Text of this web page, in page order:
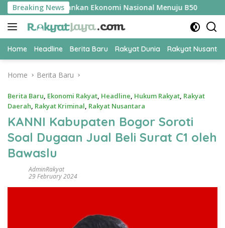
Skip
to
content
Breaking News
Amankan Ekonomi Nasional Menuju B50 Tim
Home Headline Berita Baru Rakyat Dunia Rakyat
Home Berita Baru
Berita Baru, Ekonomi Rakyat, Headline, Hukum Rakyat, Rakyat
Daerah, Rakyat Kriminal, Rakyat Nusantara
KANNI Kabupaten Bogor Soroti
Soal Dugaan Jual Beli Surat C1 oleh
Bawaslu
AdminRakyat
29 February 2024